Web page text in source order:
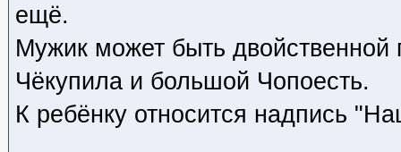
ещё.
Мужик может быть
Чёкупила и большой Чопоесть.
К ребёнку относится надпись